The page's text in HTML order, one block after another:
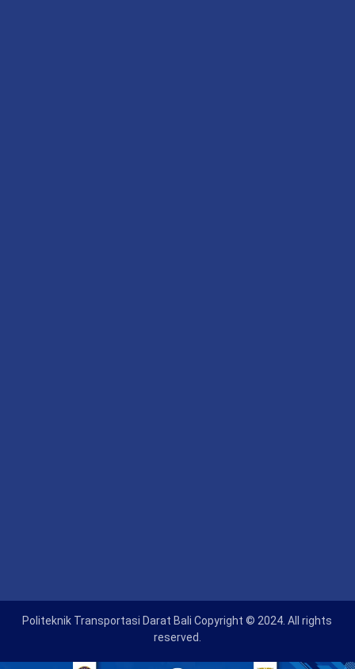
Politeknik Transportasi Darat Bali Copyright © 2024. All rights
reserved.